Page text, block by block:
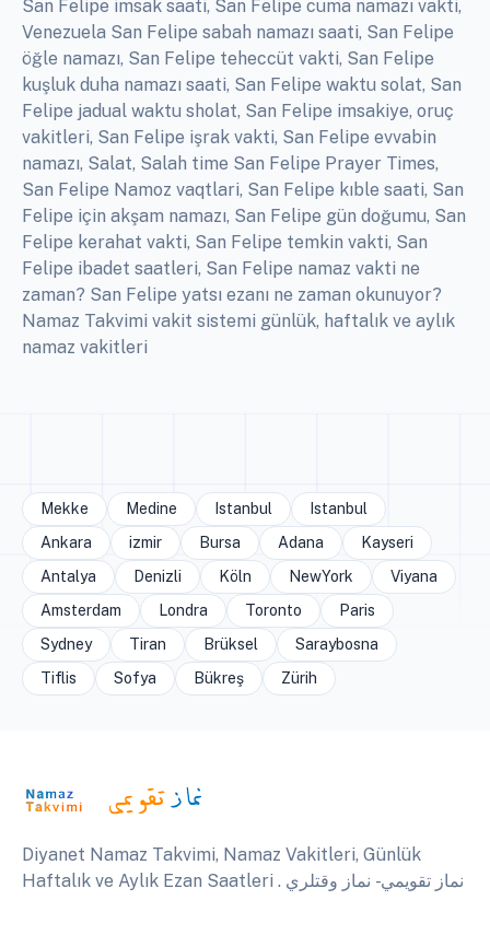
San Felipe imsak saati, San Felipe cuma namazı vakti,
Venezuela San Felipe sabah namazı saati, San Felipe
öğle namazı, San Felipe teheccüt vakti, San Felipe
kuşluk duha namazı saati, San Felipe waktu solat, San
Felipe jadual waktu sholat, San Felipe imsakiye, oruç
vakitleri, San Felipe işrak vakti, San Felipe evvabin
namazı, Salat, Salah time San Felipe Prayer Times,
San Felipe Namoz vaqtlari, San Felipe kıble saati, San
Felipe için akşam namazı, San Felipe gün doğumu, San
Felipe kerahat vakti, San Felipe temkin vakti, San
Felipe ibadet saatleri, San Felipe namaz vakti ne
zaman? San Felipe yatsı ezanı ne zaman okunuyor?
Namaz Takvimi vakit sistemi günlük, haftalık ve aylık
namaz vakitleri
Mekke Medine Istanbul
Istanbul
Ankara
izmir Bursa Adana
Kayseri
Antalya
Denizli Köln NewYork
Viyana
Amsterdam
Londra Toronto
Paris
Sydney
Tiran Brüksel
Saraybosna
Tiflis
Sofya Bükreş Zürih
Diyanet Namaz Takvimi, Namaz Vakitleri, Günlük
Haftalık ve Aylık Ezan Saatleri . نماز تقويمي - نماز وقتلري